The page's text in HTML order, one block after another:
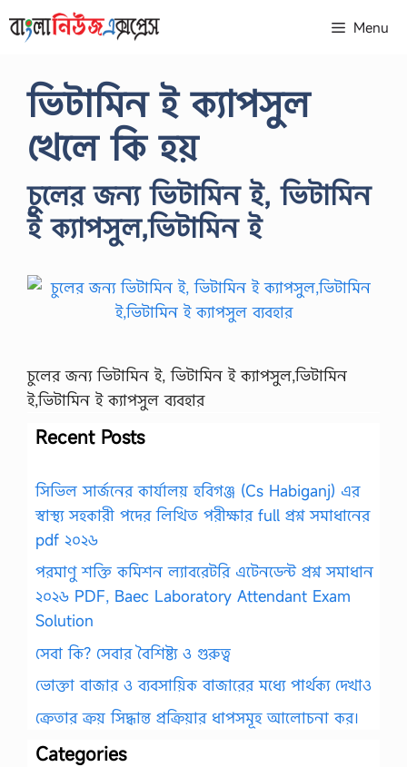
to
Menu
ভিটামিন ই ক্যাপসুল
খেলে কি হয়
চুলের জন্য ভিটামিন ই, ভিটামিন
ই ক্যাপসুল,ভিটামিন ই
চুলের জন্য ভিটামিন ই, ভিটামিন ই ক্যাপসুল,ভিটামিন
ই,ভিটামিন ই ক্যাপসুল ব্যবহার
Recent Posts
সিভিল সার্জনের কার্যালয় হবিগঞ্জ (Cs Habiganj) এর
স্বাস্থ্য সহকারী পদের লিখিত পরীক্ষার full প্রশ্ন সমাধানের
pdf ২০২৬
পরমাণু শক্তি কমিশন ল্যাবরেটরি এটেনডেন্ট প্রশ্ন সমাধান
২০২৬ PDF, Baec Laboratory Attendant Exam
Solution
সেবা কি? সেবার বৈশিষ্ট্য ও গুরুত্ব
ভোক্তা বাজার ও ব্যবসায়িক বাজারের মধ্যে পার্থক্য দেখাও
ক্রেতার ক্রয় সিদ্ধান্ত প্রক্রিয়ার ধাপসমূহ আলোচনা কর।
Categories